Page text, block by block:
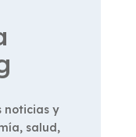
noticias y
salud,